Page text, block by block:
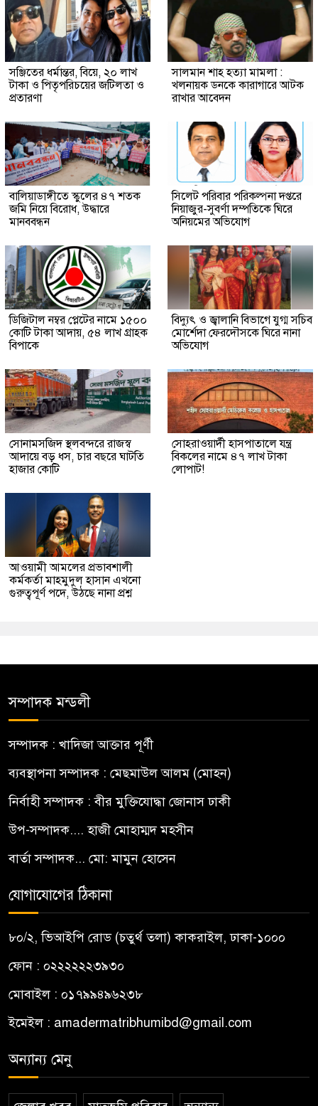
সঞ্জিতের ধর্মান্তর, বিয়ে, ২০ লাখ
টাকা ও পিতৃপরিচয়ের জটিলতা ও
প্রতারণা
সালমান শাহ হত্যা মামলা :
খলনায়ক ডনকে কারাগারে আটক
রাখার আবেদন
বালিয়াডাঙ্গীতে স্কুলের ৪৭ শতক
জমি নিয়ে বিরোধ, উদ্ধারে
মানববন্ধন
সিলেট পরিবার পরিকল্পনা দপ্তরে
নিয়াজুর-সুবর্ণা দম্পতিকে ঘিরে
অনিয়মের অভিযোগ
ডিজিটাল নম্বর প্লেটের নামে ১৫০০
কোটি টাকা আদায়, ৫৪ লাখ গ্রাহক
বিপাকে
বিদ্যুৎ ও জ্বালানি বিভাগে যুগ্ম সচিব
মোর্শেদা ফেরদৌসকে ঘিরে নানা
অভিযোগ
সোনামসজিদ স্থলবন্দরে রাজস্ব
আদায়ে বড় ধস, চার বছরে ঘাটতি
হাজার কোটি
সোহরাওয়ার্দী হাসপাতালে যন্ত্র
বিকলের নামে ৪৭ লাখ টাকা
লোপাট!
আওয়ামী আমলের প্রভাবশালী
কর্মকর্তা মাহমুদুল হাসান এখনো
গুরুত্বপূর্ণ পদে, উঠছে নানা প্রশ্ন
সম্পাদক মন্ডলী
সম্পাদক : খাদিজা আক্তার পূর্ণী
ব্যবস্থাপনা সম্পাদক : মেছমাউল আলম (মোহন)
নির্বাহী সম্পাদক : বীর মুক্তিযোদ্ধা জোনাস ঢাকী
উপ-সম্পাদক.... হাজী মোহাম্মদ মহসীন
বার্তা সম্পাদক... মো: মামুন হোসেন
যোগাযোগের ঠিকানা
৮০/২, ভিআইপি রোড (চতুর্থ তলা) কাকরাইল, ঢাকা-১০০০
ফোন : ০২২২২২২৩৯৩০
মোবাইল : ০১৭৯৯৪৯৬২৩৮
ইমেইল : amadermatribhumibd@gmail.com
অন্যান্য মেনু